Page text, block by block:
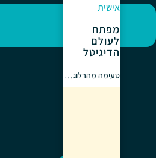
אישית
מפתח
לעולם
הדיגיטל
טעימה מהבלוג…